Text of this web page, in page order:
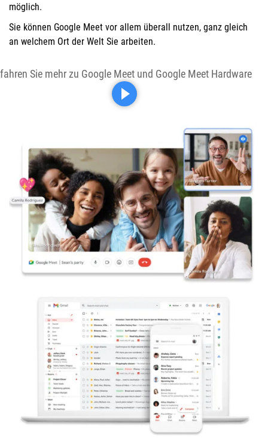
möglich.
Sie können Google Meet vor allem überall nutzen, ganz gleich
an welchem Ort der Welt Sie arbeiten.
Sie mehr zu Google Meet und Google Meet Hardware